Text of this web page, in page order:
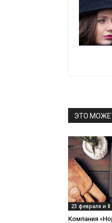
ЭТО
23 февраля и 8
Компания